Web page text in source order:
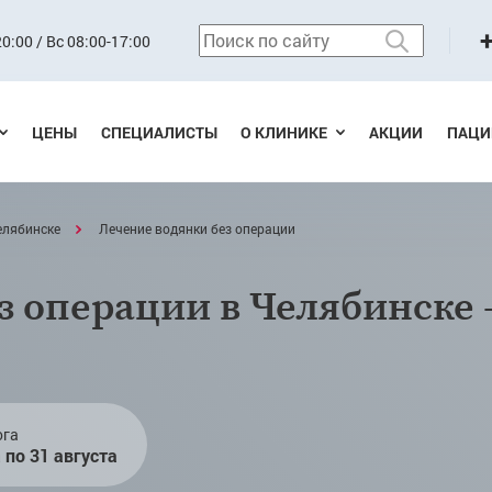
/ Вс 08:00-17:00
ЦЕНЫ СПЕЦИАЛИСТЫ О КЛИНИКЕ АКЦИИ
Лечение водянки без операции
операции в
по 31 августа